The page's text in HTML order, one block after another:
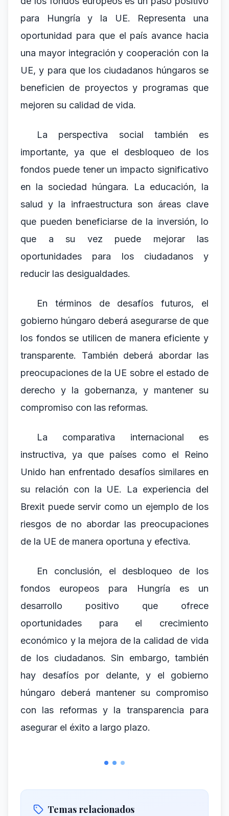
para Hungría y la UE. Representa una
oportunidad para que el país avance hacia
una mayor integración y cooperación con la
UE, y para que los ciudadanos húngaros se
beneficien de proyectos y programas que
mejoren su calidad de vida.
La perspectiva social también es
importante, ya que el desbloqueo de los
fondos puede tener un impacto significativo
en la sociedad húngara. La educación, la
salud y la infraestructura son áreas clave
que pueden beneficiarse de la inversión, lo
que a su vez puede mejorar las
oportunidades para los ciudadanos y
reducir las desigualdades.
En términos de desafíos futuros, el
gobierno húngaro deberá asegurarse de que
los fondos se utilicen de manera eficiente y
transparente. También deberá abordar las
preocupaciones de la UE sobre el estado de
derecho y la gobernanza, y mantener su
compromiso con las reformas.
La comparativa internacional es
instructiva, ya que países como el Reino
Unido han enfrentado desafíos similares en
su relación con la UE. La experiencia del
Brexit puede servir como un ejemplo de los
riesgos de no abordar las preocupaciones
de la UE de manera oportuna y efectiva.
En conclusión, el desbloqueo de los
fondos europeos para Hungría es un
desarrollo positivo que ofrece
oportunidades para el crecimiento
económico y la mejora de la calidad de vida
de los ciudadanos. Sin embargo, también
hay desafíos por delante, y el gobierno
húngaro deberá mantener su compromiso
con las reformas y la transparencia para
asegurar el éxito a largo plazo.
Temas relacionados